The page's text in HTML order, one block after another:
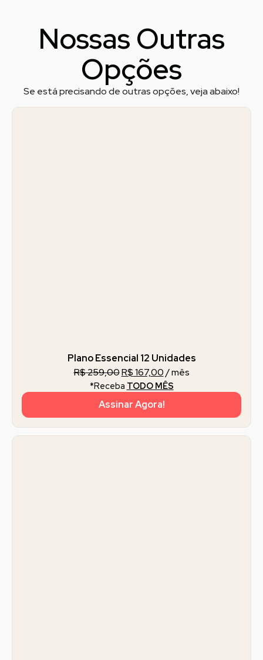
Nossas Outras
Opções
Se está precisando de outras opções, veja abaixo!
Plano Essencial 12 Unidades
R$259,00R$167,00/ mês
*Receba TODO MÊS
Assinar Agora!